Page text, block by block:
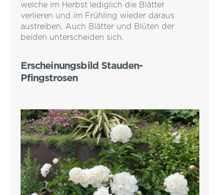
welche im Herbst lediglich die Blätter
verlieren und im Frühling wieder daraus
austreiben. Auch Blätter und Blüten der
beiden unterscheiden sich.
Erscheinungsbild Stauden-
Pfingstrosen